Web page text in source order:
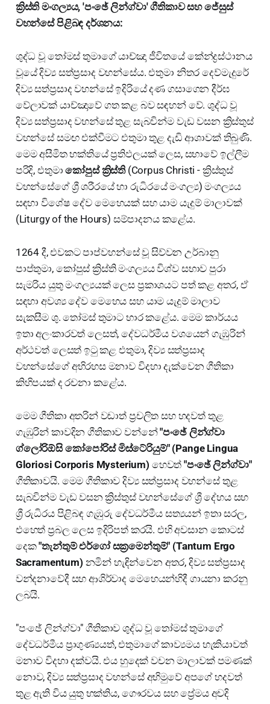
ක්‍රිස්ති මංගල්‍යය, 'පංඡේ ලින්ග්වා' ගීතිකාව සහ ජේසුස්
වහන්සේ පිළිබඳ දර්ශනය:
ශුද්ධ වූ තෝමස් තුමාගේ යාච්ඤා ජීවිතයේ කේන්ද්‍රස්ථානය
වූයේ දිව්‍ය සත්ප්‍රසාද වහන්සේය. එතුමා නිතර දෙව්මැදුරේ
දිව්‍ය සත්ප්‍රසාද වහන්සේ ඉදිරියේ දණ ගසාගෙන දීර්ඝ
වේලාවක් යාච්ඤාවේ ගත කළ බව සඳහන් වේ. ශුද්ධ වූ
දිව්‍ය සත්ප්‍රසාද වහන්සේ තුළ සැබවින්ම වැඩ වසන ක්‍රිස්තුස්
වහන්සේ සමඟ එක්වීමට එතුමා තුළ දැඩි ආශාවක් තිබුණි.
මෙම අසීමිත භක්තියේ ප්‍රතිඵලයක් ලෙස, සභාවේ ඉල්ලීම
පරිදි, එතුමාකෝපුස් ක්‍රිස්ති(Corpus Christi - ක්‍රිස්තුස්
වහන්සේගේ ශ්‍රී ශරීරයේ හා රුධිරයේ මංගල්‍ය) මංගල්‍යය
සඳහා විශේෂ දේව මෙහෙයක් සහ යාම යැදුම් මාලාවක්
(Liturgy of the Hours) සම්පාදනය කළේය.
1264 දී, එවකට පාප්වහන්සේ වූ සිව්වන උර්බානු
පාප්තුමා, කෝපුස් ක්‍රිස්ති මංගල්‍යය විශ්ව සභාව පුරා
සැමරිය යුතු මංගල්‍යයක් ලෙස ප්‍රකාශයට පත් කළ අතර, ඒ
සඳහා අවශ්‍ය දේව මෙහෙය සහ යාම යැදුම් මාලාව
සැකසීම ශු. තෝමස් තුමාට භාර කළේය. මෙම කාර්යය
ඉතා අලංකාරවත් ලෙසත්, දේවධර්මීය වශයෙන් ගැඹුරින්
අර්ථවත් ලෙසත් ඉටු කළ එතුමා, දිව්‍ය සත්ප්‍රසාද
වහන්සේගේ අභිරහස මනාව විදහා දැක්වෙන ගීතිකා
කිහිපයක් ද රචනා කළේය.
මෙම ගීතිකා අතරින් වඩාත් ප්‍රචලිත සහ හදවත් තුළ
ගැඹුරින් කාවදින ගීතිකාව වන්නේ"පංඡේ ලින්ග්වා
ග්ලෝරිඕසි කෝපෝරිස් මිස්ටේරියුම්" (Pange Lingua
Gloriosi Corporis Mysterium) හෙවත්"පංඡේ ලින්ග්වා"
ගීතිකාවයි. මෙම ගීතිකාව දිව්‍ය සත්ප්‍රසාද වහන්සේ තුළ
සැබවින්ම වැඩ වසන ක්‍රිස්තුස් වහන්සේගේ ශ්‍රී දේහය සහ
ශ්‍රී රුධිරය පිළිබඳ ගැඹුරු දේවධර්මීය සත්‍යයන් ඉතා සරල,
එහෙත් ප්‍රබල ලෙස ඉදිරිපත් කරයි. එහි අවසාන කොටස්
දෙක"තැන්තුම් එර්ගෝ සක්‍රමෙන්තුම්" (Tantum Ergo
Sacramentum) නමින් හැඳින්වෙන අතර, දිව්‍ය සත්ප්‍රසාද
වන්දනාවේදී සහ ආශිර්වාද මෙහෙයන්හිදී ගායනා කරනු
ලබයි.
"පංඡේ ලින්ග්වා" ගීතිකාව ශුද්ධ වූ තෝමස් තුමාගේ
දේවධර්මීය ප්‍රාගුණ්‍යයත්, එතුමාගේ කාව්‍යමය හැකියාවත්
මනාව විදහා දක්වයි. එය හුදෙක් වචන මාලාවක් පමණක්
නොව, දිව්‍ය සත්ප්‍රසාද වහන්සේ අභිමුවේ අපගේ හදවත්
තුළ ඇති විය යුතු භක්තිය, ගෞරවය සහ ප්‍රේමය අවදි